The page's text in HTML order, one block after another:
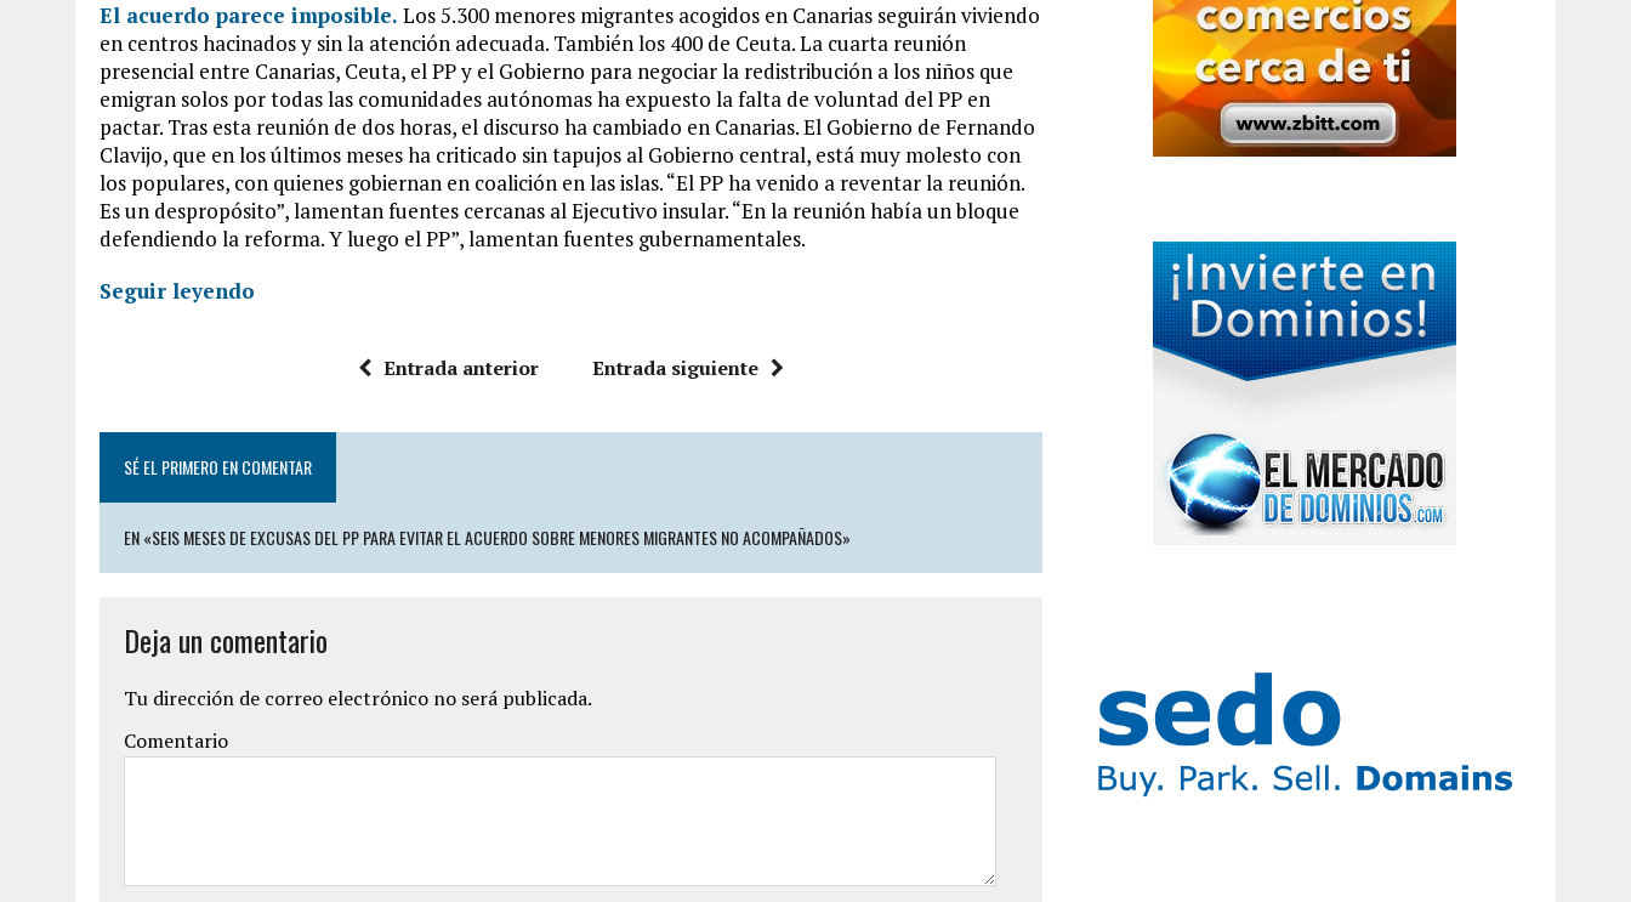
El acuerdo parece imposible. Los 5.300 menores migrantes acogidos en Canarias seguirán viviendo
en centros hacinados y sin la atención adecuada. También los 400 de Ceuta. La cuarta reunión
presencial entre Canarias, Ceuta, el PP y el Gobierno para negociar la redistribución a los niños que
emigran solos por todas las comunidades autónomas ha expuesto la falta de voluntad del PP en
pactar. Tras esta reunión de dos horas, el discurso ha cambiado en Canarias. El Gobierno de Fernando
Clavijo, que en los últimos meses ha criticado sin tapujos al Gobierno central, está muy molesto con
los populares, con quienes gobiernan en coalición en las islas. “El PP ha venido a reventar la reunión.
Es un despropósito”, lamentan fuentes cercanas al Ejecutivo insular. “En la reunión había un bloque
defendiendo la reforma. Y luego el PP”, lamentan fuentes gubernamentales.
Seguir leyendo
Entrada anterior Entrada siguiente
SÉ EL PRIMERO EN COMENTAR
EN «SEIS MESES DE EXCUSAS DEL PP PARA EVITAR EL ACUERDO SOBRE MENORES MIGRANTES NO ACOMPAÑADOS»
Deja un comentario
Tu dirección de correo electrónico no será publicada.
Comentario